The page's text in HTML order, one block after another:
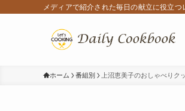
メディアで紹介された毎日の献立に役立
ホーム 番組別 上沼恵美子のおしゃべりク